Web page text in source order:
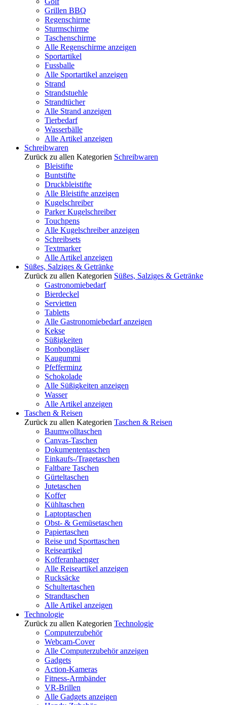
Grillen BBQ
Regenschirme
Sturmschirme
Taschenschirme
Alle Regenschirme anzeigen
Sportartikel
Fussballe
Alle Sportartikel anzeigen
Strand
Strandstuehle
Strandtücher
Alle Strand anzeigen
Tierbedarf
Wasserbälle
Alle Artikel anzeigen
Schreibwaren
Zurück zu allen Kategorien Schreibwaren
Bleistifte
Buntstifte
Druckbleistifte
Alle Bleistifte anzeigen
Kugelschreiber
Parker Kugelschreiber
Touchpens
Alle Kugelschreiber anzeigen
Schreibsets
Textmarker
Alle Artikel anzeigen
Süßes, Salziges & Getränke
Zurück zu allen Kategorien Süßes, Salziges & Getränke
Gastronomiebedarf
Bierdeckel
Servietten
Tabletts
Alle Gastronomiebedarf anzeigen
Kekse
Süßigkeiten
Bonbongläser
Kaugummi
Pfefferminz
Schokolade
Alle Süßigkeiten anzeigen
Wasser
Alle Artikel anzeigen
Taschen & Reisen
Zurück zu allen Kategorien Taschen & Reisen
Baumwolltaschen
Canvas-Taschen
Dokumententaschen
Einkaufs-/Tragetaschen
Faltbare Taschen
Gürteltaschen
Jutetaschen
Koffer
Kühltaschen
Laptoptaschen
Obst- & Gemüsetaschen
Papiertaschen
Reise und Sporttaschen
Reiseartikel
Kofferanhaenger
Alle Reiseartikel anzeigen
Rucksäcke
Schultertaschen
Strandtaschen
Alle Artikel anzeigen
Technologie
Zurück zu allen Kategorien Technologie
Computerzubehör
Webcam-Cover
Alle Computerzubehör anzeigen
Gadgets
Action-Kameras
Fitness-Armbänder
VR-Brillen
Alle Gadgets anzeigen